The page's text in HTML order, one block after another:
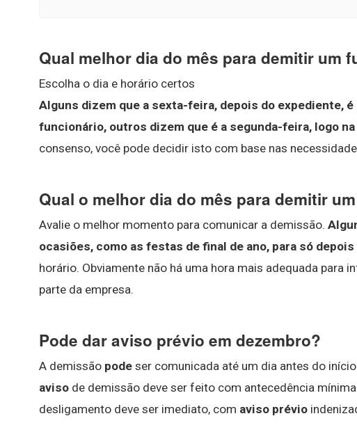
Qual melhor dia do mês para demitir um
Escolha o dia e horário certos
Alguns dizem que a sexta-feira, depois do expediente,
funcionário, outros dizem que é a segunda-feira, logo
consenso, você pode decidir isto com base nas
Qual o melhor dia do mês para demitir
Avalie o melhor momento para comunicar a demissão.
ocasiões, como as festas de final de ano, para só
horário. Obviamente não há uma hora mais adequada para
parte da empresa.
Pode dar aviso prévio em dezembro?
A demissão pode ser comunicada até um dia antes do
aviso de demissão deve ser feito com antecedência
desligamento deve ser imediato, com aviso prévio